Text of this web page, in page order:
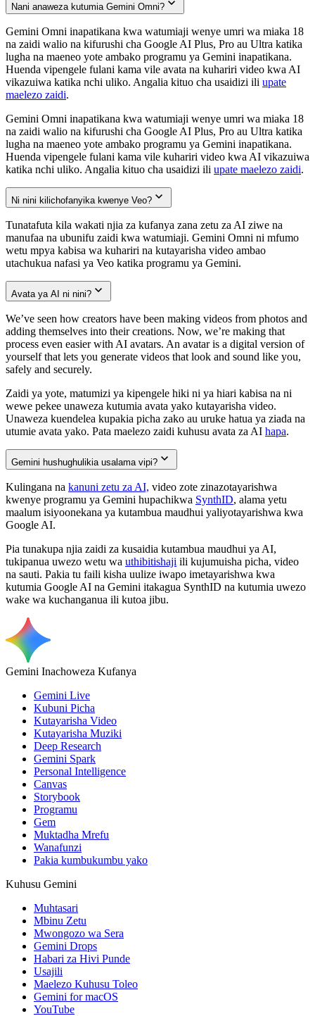
Nani anaweza kutumia Gemini Omni?
Gemini Omni inapatikana kwa watumiaji wenye umri wa miaka 18
na zaidi walio na kifurushi cha Google AI Plus, Pro au Ultra katika
lugha na maeneo yote ambako programu ya Gemini inapatikana.
Huenda vipengele fulani kama vile avata na kuhariri video kwa AI
vikazuiwa katika nchi uliko. Angalia kituo cha usaidizi ili upate
maelezo zaidi.
Gemini Omni inapatikana kwa watumiaji wenye umri wa miaka 18
na zaidi walio na kifurushi cha Google AI Plus, Pro au Ultra katika
lugha na maeneo yote ambako programu ya Gemini inapatikana.
Huenda vipengele fulani kama vile kuhariri video kwa AI vikazuiwa
katika nchi uliko. Angalia kituo cha usaidizi ili upate maelezo zaidi.
Ni nini kilichofanyika kwenye Veo?
Tunatafuta kila wakati njia za kufanya zana zetu za AI ziwe na
manufaa na ubunifu zaidi kwa watumiaji. Gemini Omni ni mfumo
wetu mpya kabisa wa kuhariri na kutayarisha video ambao
utachukua nafasi ya Veo katika programu ya Gemini.
Avata ya AI ni nini?
We’ve seen how creators have been making videos from photos and
adding themselves into their creations. Now, we’re making that
process even easier with AI avatars. An avatar is a digital version of
yourself that lets you generate videos that look and sound like you,
safely and securely.
Zaidi ya yote, matumizi ya kipengele hiki ni ya hiari kabisa na ni
wewe pekee unaweza kutumia avata yako kutayarisha video.
Unaweza kuendelea kupakia picha zako au uruke hatua ya ziada na
utumie avata yako. Pata maelezo zaidi kuhusu avata za AI hapa.
Gemini hushughulikia usalama vipi?
Kulingana na kanuni zetu za AI, video zote zinazotayarishwa
kwenye programu ya Gemini hupachikwa SynthID, alama yetu
maalum isiyoonekana ya kutambua maudhui yaliyotayarishwa kwa
Google AI.
Pia tunakupa njia zaidi za kusaidia kutambua maudhui ya AI,
tukipanua uwezo wetu wa uthibitishaji ili kujumuisha picha, video
na sauti. Pakia tu faili kisha uulize iwapo imetayarishwa kwa
kutumia Google AI na Gemini itakagua SynthID na kutumia uwezo
wake wa kuchanganua ili kutoa jibu.
Gemini Inachoweza Kufanya
Gemini Live
Kubuni Picha
Kutayarisha Video
Kutayarisha Muziki
Deep Research
Gemini Spark
Personal Intelligence
Canvas
Storybook
Programu
Gem
Muktadha Mrefu
Wanafunzi
Pakia kumbukumbu yako
Kuhusu Gemini
Muhtasari
Mbinu Zetu
Mwongozo wa Sera
Gemini Drops
Habari za Hivi Punde
Usajili
Maelezo Kuhusu Toleo
Gemini for macOS
YouTube